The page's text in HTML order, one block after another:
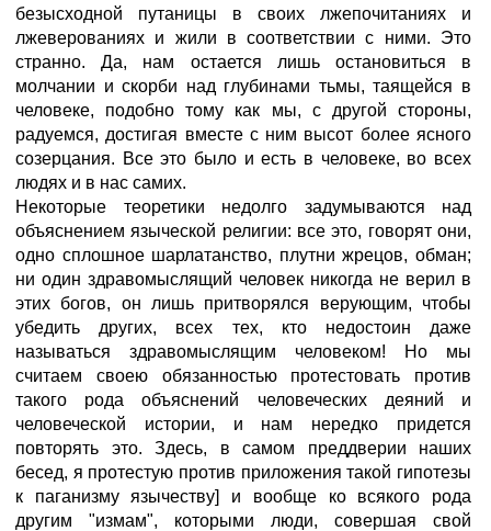
безысходной путаницы в своих лжепочитаниях и
лжеверованиях и жили в соответствии с ними. Это
странно. Да, нам остается лишь остановиться в
молчании и скорби над глубинами тьмы, таящейся в
человеке, подобно тому как мы, с другой стороны,
радуемся, достигая вместе с ним высот более ясного
созерцания. Все это было и есть в человеке, во всех
людях и в нас самих.
Некоторые теоретики недолго задумываются над
объяснением языческой религии: все это, говорят они,
одно сплошное шарлатанство, плутни жрецов, обман;
ни один здравомыслящий человек никогда не верил в
этих богов, он лишь притворялся верующим, чтобы
убедить других, всех тех, кто недостоин даже
называться здравомыслящим человеком! Но мы
считаем своею обязанностью протестовать против
такого рода объяснений человеческих деяний и
человеческой истории, и нам нередко придется
повторять это. Здесь, в самом преддверии наших
бесед, я протестую против приложения такой гипотезы
к паганизму язычеству] и вообще ко всякого рода
другим "измам", которыми люди, совершая свой